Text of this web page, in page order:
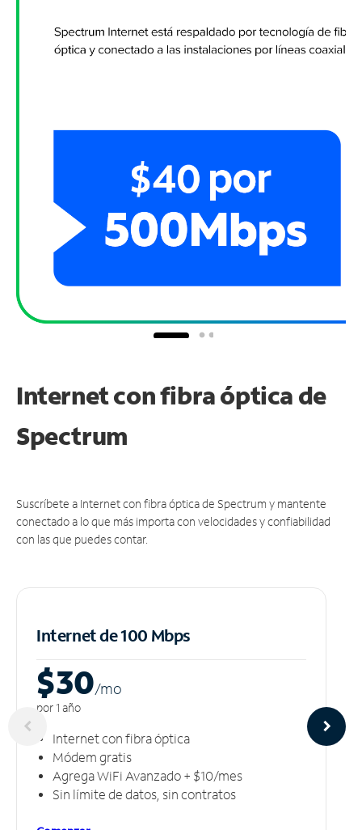
Internet con fibra óptica de
Spectrum
Suscríbete a Internet con fibra óptica de Spectrum y mantente
conectado a lo que más importa con velocidades y confiabilidad
con las que puedes contar.
Internet de 100 Mbps
$30/mo
por 1 año
Internet con fibra óptica
Módem gratis
Agrega WiFi Avanzado + $10/mes
Sin límite de datos, sin contratos